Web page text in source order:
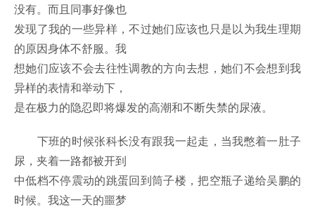
没有。而且同事好像也
发现了我的一些异样，不过她们应该也只是以为我生理期
的原因身体不舒服。我
想她们应该不会去往性调教的方向去想，她们不会想到我
异样的表情和举动下，
是在极力的隐忍即将爆发的高潮和不断失禁的尿液。
下班的时候张科长没有跟我一起走，当我憋着一肚子
尿，夹着一路都被开到
中低档不停震动的跳蛋回到筒子楼，把空瓶子递给吴鹏的
时候。我这一天的噩梦